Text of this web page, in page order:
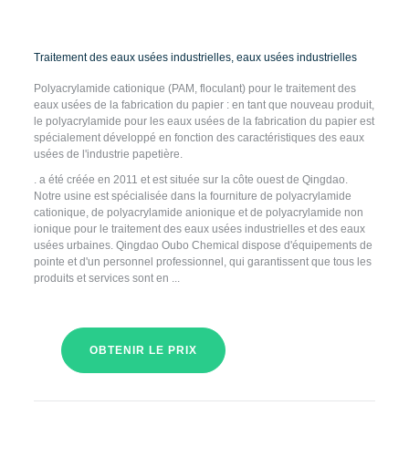
Traitement des eaux usées industrielles, eaux usées industrielles
Polyacrylamide cationique (PAM, floculant) pour le traitement des
eaux usées de la fabrication du papier : en tant que nouveau produit,
le polyacrylamide pour les eaux usées de la fabrication du papier est
spécialement développé en fonction des caractéristiques des eaux
usées de l'industrie papetière.
. a été créée en 2011 et est située sur la côte ouest de Qingdao.
Notre usine est spécialisée dans la fourniture de polyacrylamide
cationique, de polyacrylamide anionique et de polyacrylamide non
ionique pour le traitement des eaux usées industrielles et des eaux
usées urbaines. Qingdao Oubo Chemical dispose d'équipements de
pointe et d'un personnel professionnel, qui garantissent que tous les
produits et services sont en ...
OBTENIR LE PRIX